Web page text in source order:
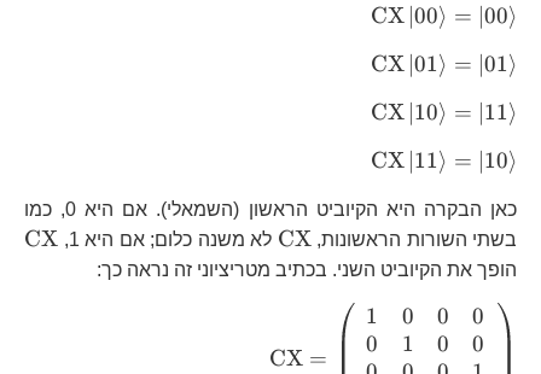
\text{CX}\left|00\right\rangle
CX ∣00⟩ = 00⟩
\text{CX}\left|01\right\rangle
CX ∣01⟩ = 01⟩
\text{CX}\left|10\right\rangle
CX 10⟩ = 11⟩
\text{CX}\left|11\right\rangle
CX 11⟩ = 10⟩
כאן הבקרה היא הקיוביט הראשון (השמאלי). אם היא 0, כמו
בשתי השורות הראשונות,
\text{CX}
CX לא משנה כלום; אם היא 1, CX
הופך את הקיוביט השני. בכתיב מטריציוני זה נראה כך:
{cccc} 1 & 0 & 0 & 0\\ 0
CX =
1
0
0
1
0
0
0
0